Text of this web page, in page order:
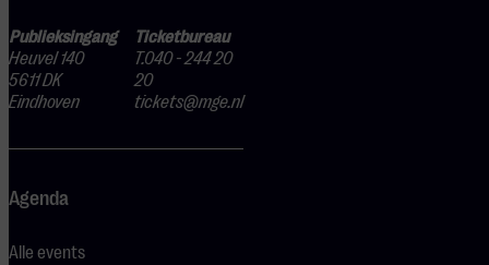
Publieksingang
Heuvel 140
5611 DK
Eindhoven
Ticketbureau
T.040 - 244 20
20
tickets@mge.nl
Agenda
Alle events